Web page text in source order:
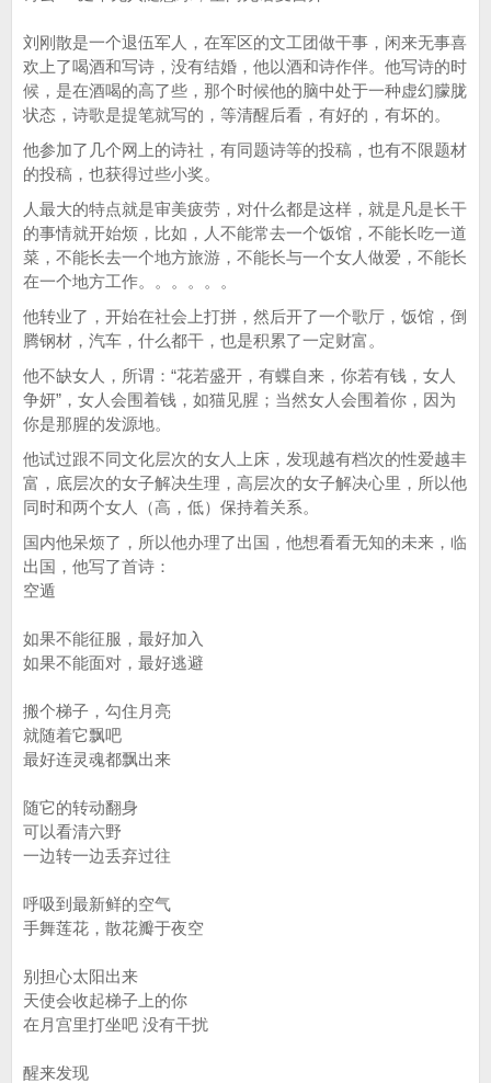
刘刚散是一个退伍军人，在军区的文工团做干事，闲来无事喜
欢上了喝酒和写诗，没有结婚，他以酒和诗作伴。他写诗的时
候，是在酒喝的高了些，那个时候他的脑中处于一种虚幻朦胧
状态，诗歌是提笔就写的，等清醒后看，有好的，有坏的。
他参加了几个网上的诗社，有同题诗等的投稿，也有不限题材
的投稿，也获得过些小奖。
人最大的特点就是审美疲劳，对什么都是这样，就是凡是长干
的事情就开始烦，比如，人不能常去一个饭馆，不能长吃一道
菜，不能长去一个地方旅游，不能长与一个女人做爱，不能长
在一个地方工作。。。。。。
他转业了，开始在社会上打拼，然后开了一个歌厅，饭馆，倒
腾钢材，汽车，什么都干，也是积累了一定财富。
他不缺女人，所谓：“花若盛开，有蝶自来，你若有钱，女人
争妍”，女人会围着钱，如猫见腥；当然女人会围着你，因为
你是那腥的发源地。
他试过跟不同文化层次的女人上床，发现越有档次的性爱越丰
富，底层次的女子解决生理，高层次的女子解决心里，所以他
同时和两个女人（高，低）保持着关系。
国内他呆烦了，所以他办理了出国，他想看看无知的未来，临
出国，他写了首诗：
空遁
如果不能征服，最好加入
如果不能面对，最好逃避
搬个梯子，勾住月亮
就随着它飘吧
最好连灵魂都飘出来
随它的转动翻身
可以看清六野
一边转一边丢弃过往
呼吸到最新鲜的空气
手舞莲花，散花瓣于夜空
别担心太阳出来
天使会收起梯子上的你
在月宫里打坐吧 没有干扰
醒来发现